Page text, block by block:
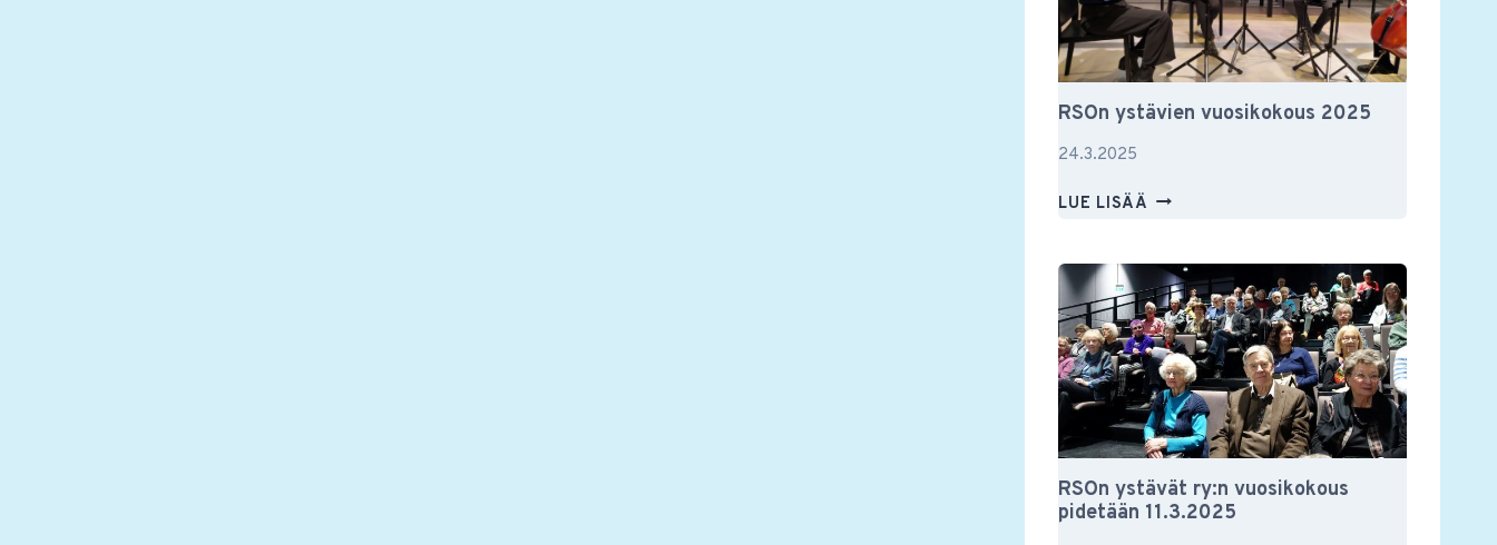
RSOn ystävien vuosikokous 2025
24.3.2025
LUE LISÄÄ RSON
2025
RSOn ystävät ry:n vuosikokous
pidetään 11.3.2025